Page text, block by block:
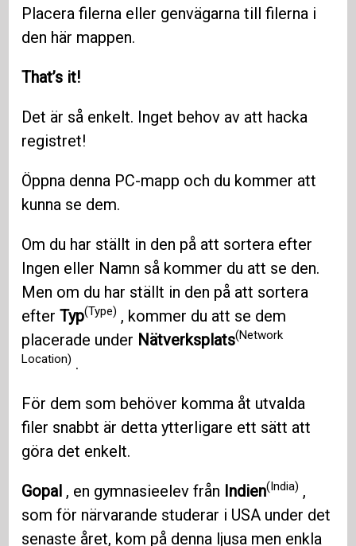
Placera filerna eller genvägarna till filerna i
den här mappen.
That’s it!
Det är så enkelt. Inget behov av att hacka
registret!
Öppna denna PC-mapp och du kommer att
kunna se dem.
Om du har ställt in den på att sortera efter
Ingen eller Namn så kommer du att se den.
Men om du har ställt in den på att sortera
efterTyp(Type) , kommer du att se dem
placerade under Nätverksplats(Network
Location) .
För dem som behöver komma åt utvalda
filer snabbt är detta ytterligare ett sätt att
göra det enkelt.
Gopal , en gymnasieelev från Indien(India) ,
som för närvarande studerar i USA under det
senaste året, kom på denna ljusa men enkla